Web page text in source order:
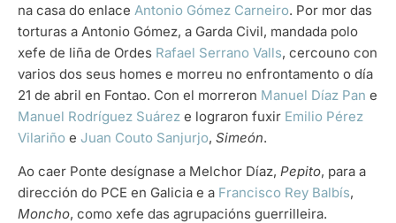
na casa do enlace Antonio Gómez Carneiro. Por mor das
torturas a Antonio Gómez, a Garda Civil, mandada polo
xefe de liña de Ordes Rafael Serrano Valls, cercouno con
varios dos seus homes e morreu no enfrontamento o día
21 de abril en Fontao. Con el morreron Manuel Díaz Pan e
Manuel Rodríguez Suárez e lograron fuxir Emilio Pérez
Vilariño e Juan Couto Sanjurjo, Simeón.
Ao caer Ponte desígnase a Melchor Díaz, Pepito, para a
dirección do PCE en Galicia e a Francisco Rey Balbís,
Moncho, como xefe das agrupacións guerrilleira.